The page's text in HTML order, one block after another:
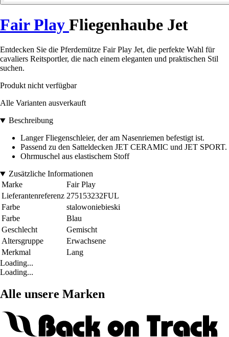
Fair Play Fliegenhaube Jet
Entdecken Sie die Pferdemütze Fair Play Jet, die perfekte Wahl für
cavaliers Reitsportler, die nach einem eleganten und praktischen Stil
suchen.
Produkt nicht verfügbar
Alle Varianten ausverkauft
Beschreibung
Langer Fliegenschleier, der am Nasenriemen befestigt ist.
Passend zu den Satteldecken JET CERAMIC und JET SPORT.
Ohrmuschel aus elastischem Stoff
Zusätzliche Informationen
Marke
Fair Play
Lieferantenreferenz 275153232FUL
Farbe
stalowoniebieski
Farbe
Blau
Geschlecht
Gemischt
Altersgruppe
Erwachsene
Merkmal
Lang
Loading...
Loading...
Alle unsere Marken